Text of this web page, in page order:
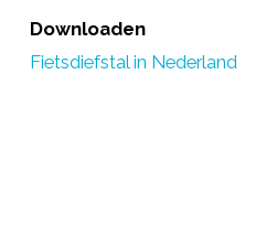
Downloaden
Fietsdiefstal in Nederland